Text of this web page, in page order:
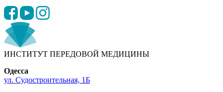
ИНСТИТУТ ПЕРЕДОВОЙ МЕДИЦИНЫ
Одесса
ул. Судостроительная, 1Б